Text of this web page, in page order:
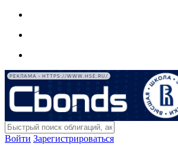
РЕКЛАМА • HTTPS://WWW.HSE.RU/
Войти Зарегистрироваться